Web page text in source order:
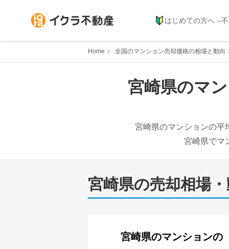
はじめての方へ
Home 全国のマンション売却価格の相場と動向
宮崎県のマ
宮崎県のマンションの平
宮崎県でマ
宮崎県の売却相場
宮崎県のマンションの